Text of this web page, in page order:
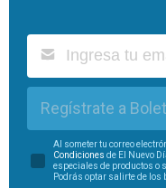
Regístrate a
Al someter tu correo
Condiciones de El Nuevo
especiales de productos o
Podrás optar salirte de los